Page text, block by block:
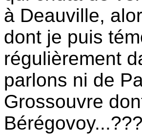
à Deauville,
dont je puis
régulièrement
parlons ni de
Grossouvre